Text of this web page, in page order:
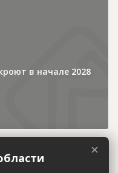
в начале 2028
×